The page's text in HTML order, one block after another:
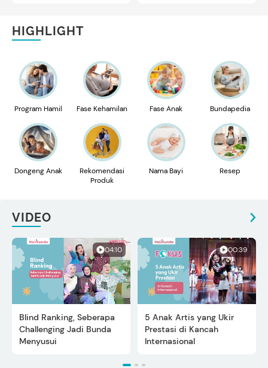
HIGHLIGHT
Program Hamil Fase Kehamilan Fase Anak Bundapedia
Dongeng Anak
Rekomendasi
Produk
Nama Bayi Resep
VIDEO
04:10
Blind Ranking, Seberapa
Challenging Jadi Bunda
Menyusui
00:39
5 Anak Artis yang Ukir
Prestasi di Kancah
Internasional